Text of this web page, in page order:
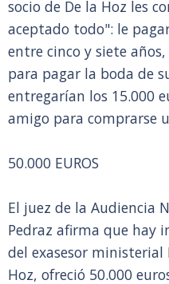
socio de De la Hoz les
aceptado todo": le
entre cinco y siete
para pagar la boda de
entregarían los 15.000
amigo para comprarse
50.000 EUROS
El juez de la Audiencia
Pedraz afirma que hay
del exasesor ministerial
Hoz, ofreció 50.000